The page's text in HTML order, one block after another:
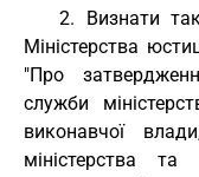
2. Визнати
Міністерства
"Про
служби
виконавчої
міністерства та